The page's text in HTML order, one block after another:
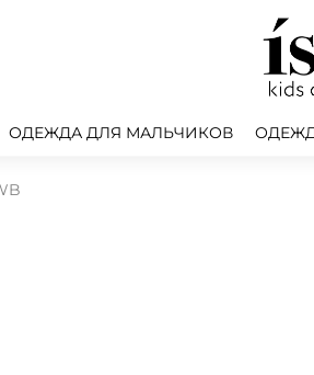
ОДЕЖДА ДЛЯ МАЛЬЧИКОВ